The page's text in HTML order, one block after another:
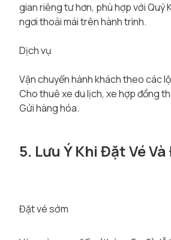
gian riêng tư hơn, phù hợp với Quý
ngơi thoải mái trên hành trình.
Dịch vụ
Vận chuyển hành khách theo các
Cho thuê xe du lịch, xe hợp đồng
Gửi hàng hóa.
5. Lưu Ý Khi Đặt Vé
Đặt vé sớm